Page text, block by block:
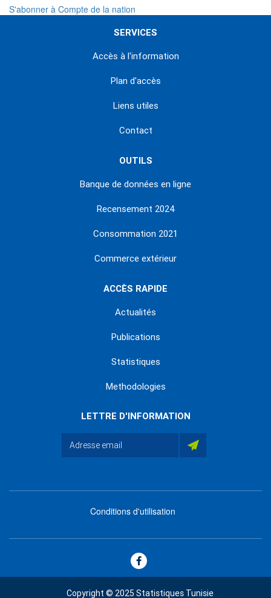
trimestre
S'abonner à Compte de la nation
SERVICES
Accès à l'information
Plan d'accès
Liens utiles
Contact
OUTILS
Banque de données en ligne
Recensement 2024
Consommation 2021
Commerce extérieur
ACCÈS RAPIDE
Actualités
Publications
Statistiques
Methodologies
LETTRE D'INFORMATION
footer
Conditions d'utilisation
Copyright © 2025 Statistiques Tunisie